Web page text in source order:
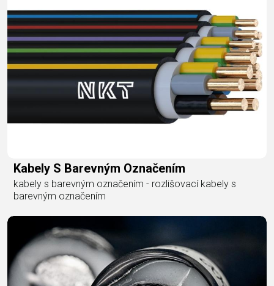
Kabely S Barevným Označením
kabely s barevným označením - rozlišovací kabely s
barevným označením